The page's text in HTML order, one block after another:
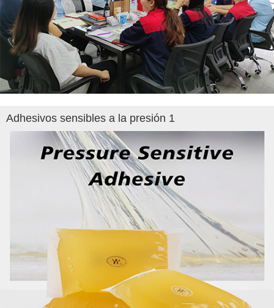
Adhesivos sensibles a la presión 1